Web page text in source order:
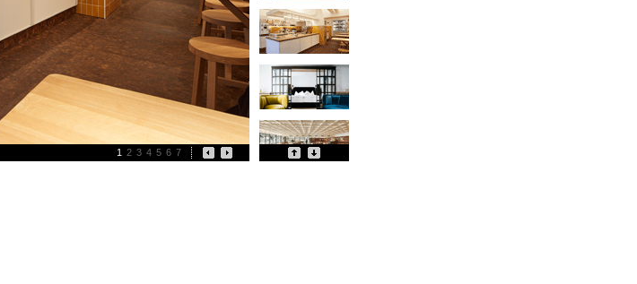
1 2 3 4 5 6 7